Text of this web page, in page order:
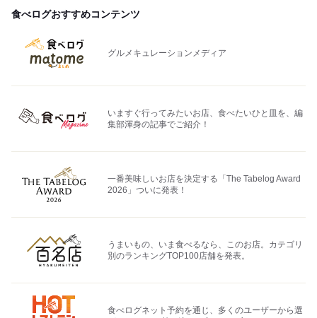
食べログおすすめコンテンツ
グルメキュレーションメディア
いますぐ行ってみたいお店、食べたいひと皿を、編
集部渾身の記事でご紹介！
一番美味しいお店を決定する「The Tabelog Award
2026」ついに発表！
うまいもの、いま食べるなら、このお店。カテゴリ
別のランキングTOP100店舗を発表。
食べログネット予約を通じ、多くのユーザーから選